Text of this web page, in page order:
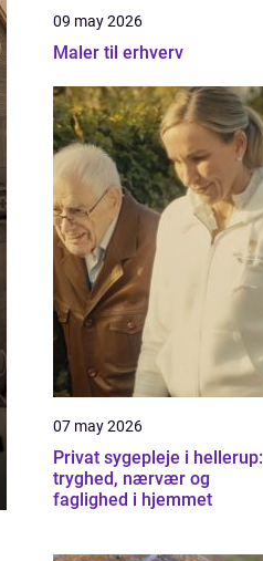
09 may 2026
Maler til erhverv
07 may 2026
Privat sygepleje i hellerup:
tryghed, nærvær og
faglighed i hjemmet